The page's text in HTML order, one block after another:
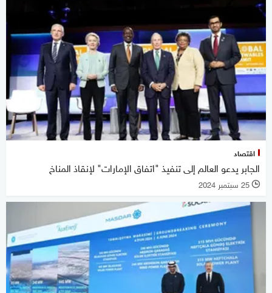
اقتصاد
الجابر يدعو العالم إلى تنفيذ "اتفاق الإمارات" لإنقاذ المناخ
l 25 سبتمبر 2024